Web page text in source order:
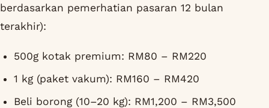
berdasarkan pemerhatian pasaran 12 bulan
terakhir):
500g kotak premium: RM80 – RM220
1 kg (paket vakum): RM160 – RM420
Beli borong (10–20 kg): RM1,200 – RM3,500